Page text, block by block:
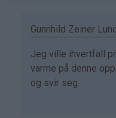
Gunnhild Zeiner
Som
svar
på
Jeg ville ihvertfall
varme på denne
og svir seg.